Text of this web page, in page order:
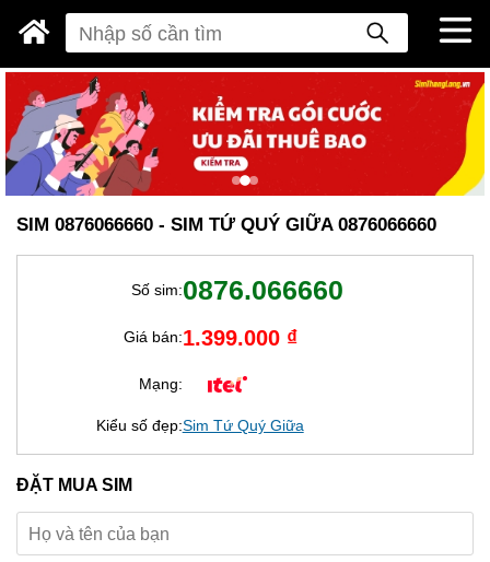
SIM 0876066660 - SIM TỨ QUÝ GIỮA 0876066660
Số sim:0876.066660
Giá bán:1.399.000 ₫
Mạng:
Kiểu số đẹp:Sim Tứ Quý Giữa
ĐẶT MUA SIM